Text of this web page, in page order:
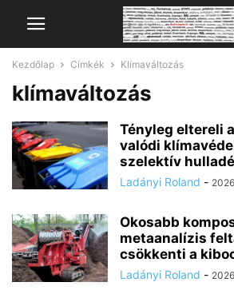
Kezdőlap Címkék Klímaváltozás
klímaváltozás
Tényleg eltereli
valódi
szelektív
Ladányi Roland -
Okosabb
metaanalízis
csökkenti a
Ladányi Roland -